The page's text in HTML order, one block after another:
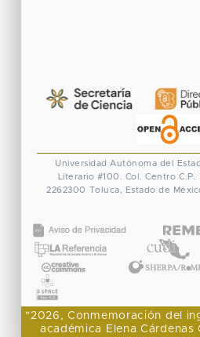
Universidad Autónoma del
Literario #100. Col. Centro C.P.
2262300 Toluca, Estado de
"2026, Conmemoración del
académica Elena Cárdenas